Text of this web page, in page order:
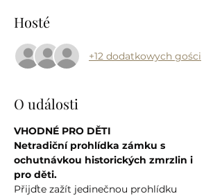
Hosté
+12 dodatkowych gości
O události
VHODNÉ PRO DĚTI
Netradiční prohlídka zámku s
ochutnávkou historických zmrzlin i
pro děti.
Přijďte zažít jedinečnou prohlídku